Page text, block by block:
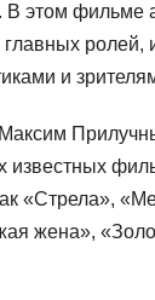
В этом фильме
ролей,
и
известных
«Стрела»,
жена»,